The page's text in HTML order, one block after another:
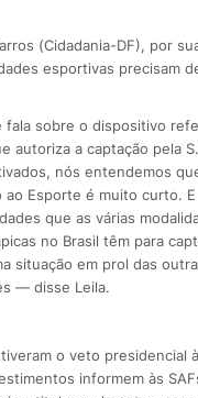
(Cidadania-DF), por
esportivas precisam
sobre o dispositivo
autoriza a captação pela
nós entendemos
ao Esporte é muito curto.
que as várias
no Brasil têm para
situação em prol das
— disse Leila.
o veto presidencial
informem às